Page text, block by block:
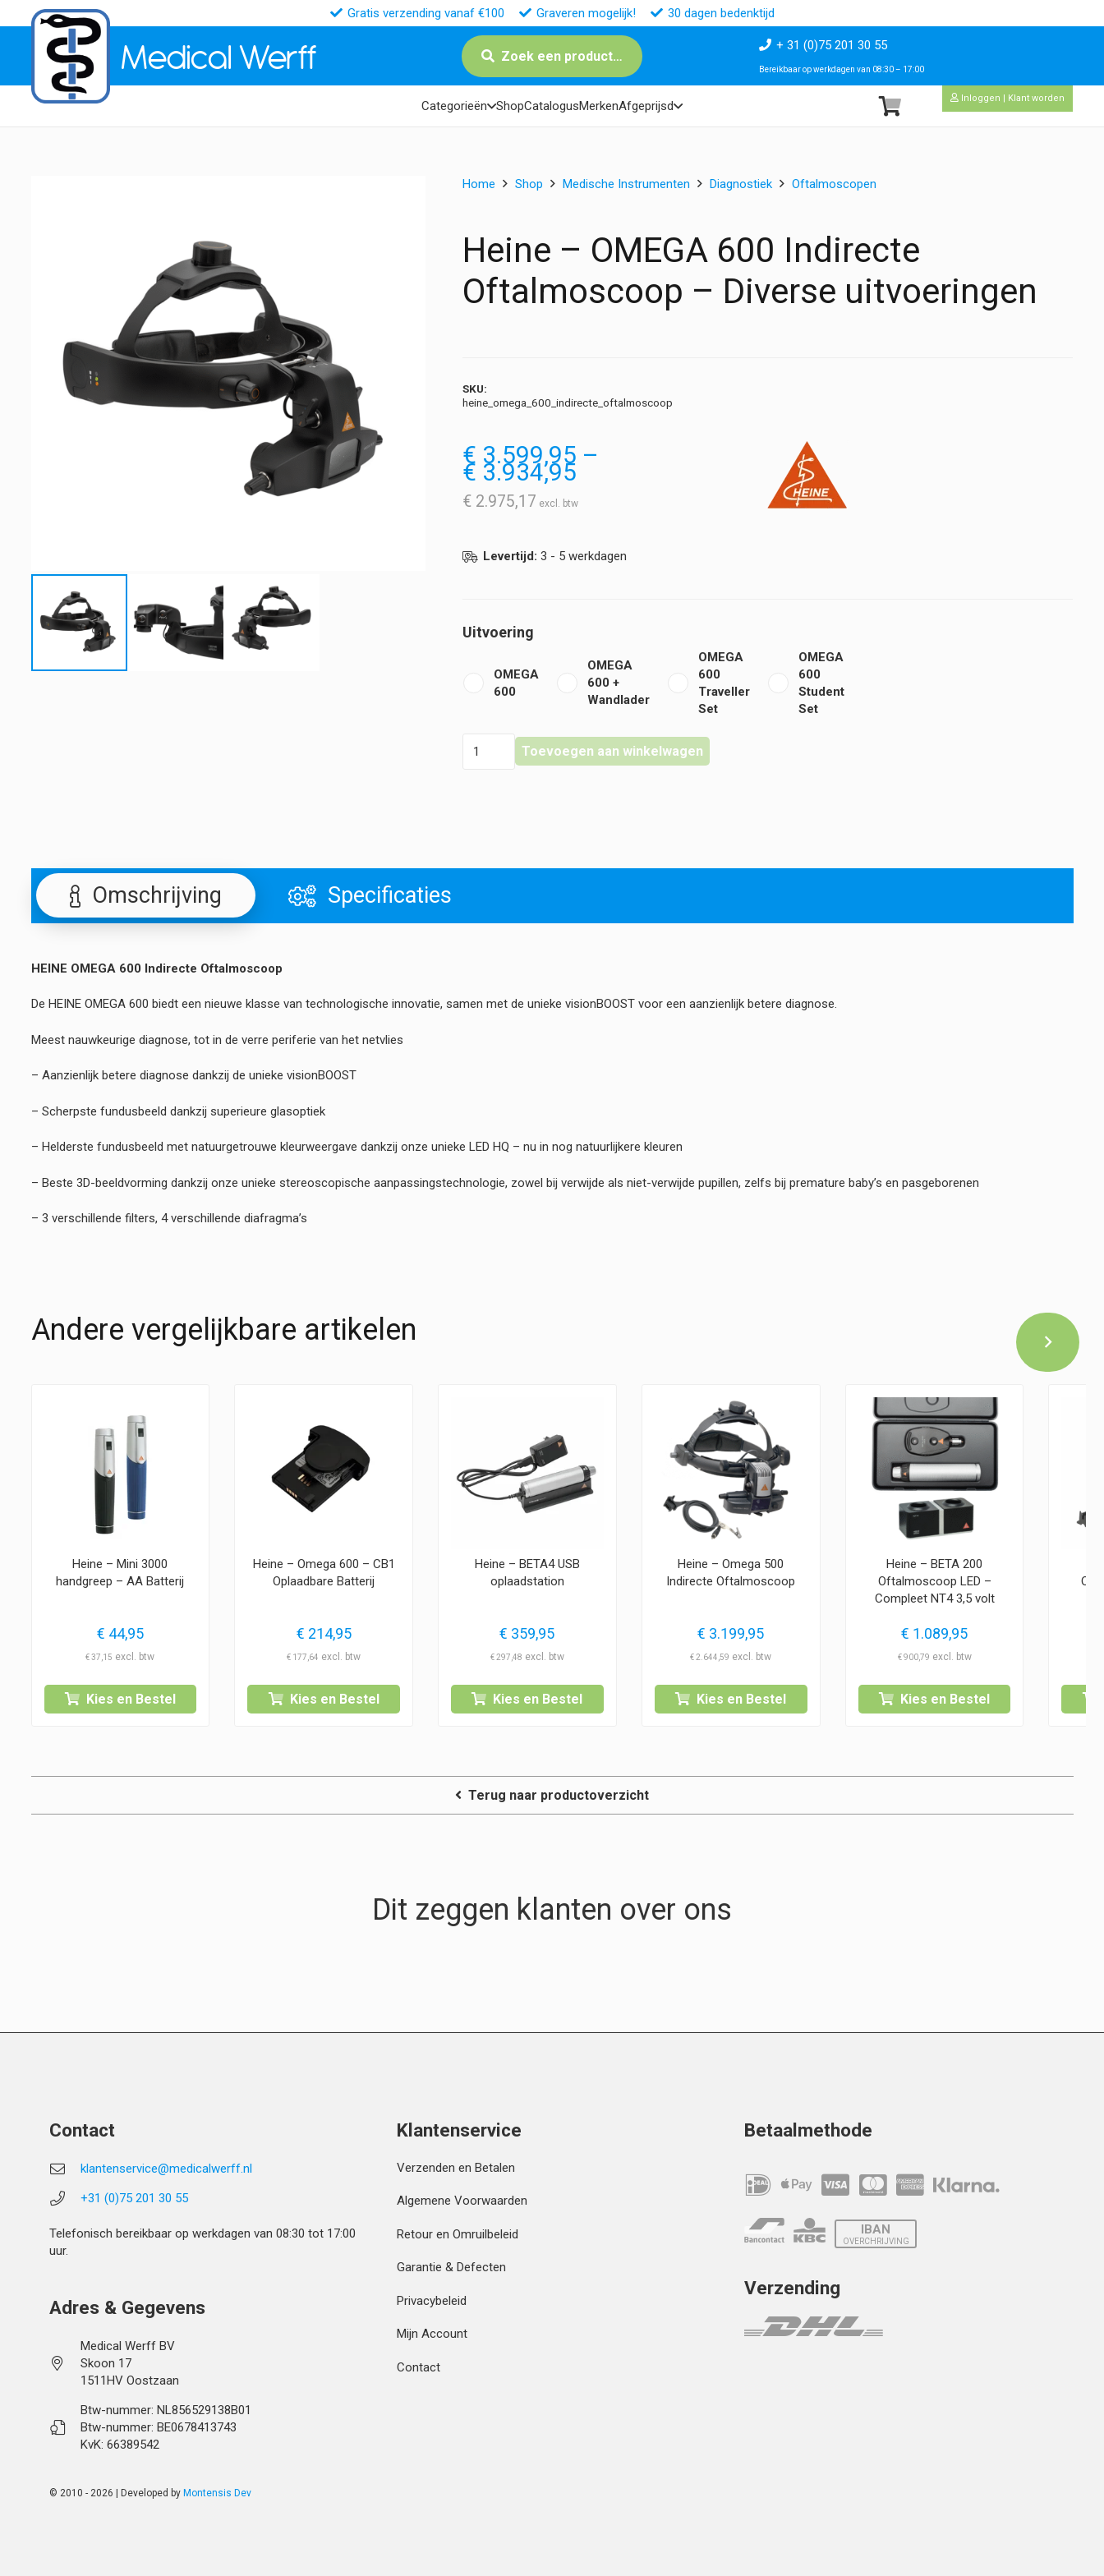
Gratis verzending vanaf €100 Graveren mogelijk! 30 dagen bedenktijd
MedicalWerff Zoek een product…
+ 31 (0)75 201 30 55
Bereikbaar op werkdagen van 08:30 – 17:00
Categorieën ShopCatalogusMerkenAfgeprijsd
Inloggen | Klant worden
Home Shop Medische Instrumenten Diagnostiek Oftalmoscopen
Heine – OMEGA 600 Indirecte
Oftalmoscoop – Diverse uitvoeringen
SKU:
heine_omega_600_indirecte_oftalmoscoop
€ 3.599,95 –
€ 3.934,95
tot
€ 2.975,17
Levertijd:3 - 5 werkdagen
Uitvoering
OMEGA
600
OMEGA
600 +
Wandlader
OMEGA
600
Traveller
Set
OMEGA
600
Student
Set
Toevoegen aan winkelwagen
Omschrijving Specificaties
HEINE OMEGA 600 Indirecte Oftalmoscoop
De HEINE OMEGA 600 biedt een nieuwe klasse van technologische innovatie, samen met de unieke visionBOOST voor een aanzienlijk betere diagnose.
Meest nauwkeurige diagnose, tot in de verre periferie van het netvlies
– Aanzienlijk betere diagnose dankzij de unieke visionBOOST
– Scherpste fundusbeeld dankzij superieure glasoptiek
– Helderste fundusbeeld met natuurgetrouwe kleurweergave dankzij onze unieke LED HQ – nu in nog natuurlijkere kleuren
– Beste 3D-beeldvorming dankzij onze unieke stereoscopische aanpassingstechnologie, zowel bij verwijde als niet-verwijde pupillen, zelfs bij premature baby’s en pasgeborenen
– 3 verschillende filters, 4 verschillende diafragma’s
Andere vergelijkbare artikelen
Heine – Mini 3000
handgreep – AA Batterij
€ 44,95
€37,15
Kies en Bestel
Heine – Omega 600 – CB1
Oplaadbare Batterij
€ 214,95
€ 177,64
Kies en Bestel
Heine – BETA4 USB
oplaadstation
€ 359,95
€297,48
Kies en Bestel
Heine – Omega 500
Indirecte Oftalmoscoop
€ 3.199,95
€2.644,59
Kies en Bestel
Heine – BETA 200
Oftalmoscoop LED –
Compleet NT4 3,5 volt
€ 1.089,95
€900,79
Kies en Bestel
Terug naar productoverzicht
Dit zeggen klanten over ons
Contact
klantenservice@medicalwerff.nl
+31 (0)75 201 30 55
Telefonisch bereikbaar op werkdagen van 08:30 tot 17:00
uur.
Adres & Gegevens
Medical Werff BV
Skoon 17
1511HV Oostzaan
Btw-nummer: NL856529138B01
Btw-nummer: BE0678413743
KvK: 66389542
© 2010 - 2026 | Developed by Montensis Dev
Klantenservice
Verzenden en Betalen
Algemene Voorwaarden
Retour en Omruilbeleid
Garantie & Defecten
Privacybeleid
Mijn Account
Contact
Betaalmethode
IBAN
OVERCHRIJVING
Verzending